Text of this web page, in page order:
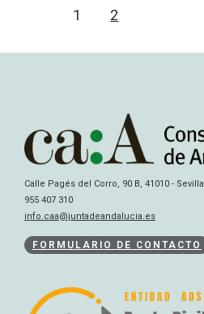
1 2
Calle Pagés del Corro, 90 B, 41010 - Sevilla
955 407 310
info.caa@juntadeandalucia.es
FORMULARIO DE CONTACTO